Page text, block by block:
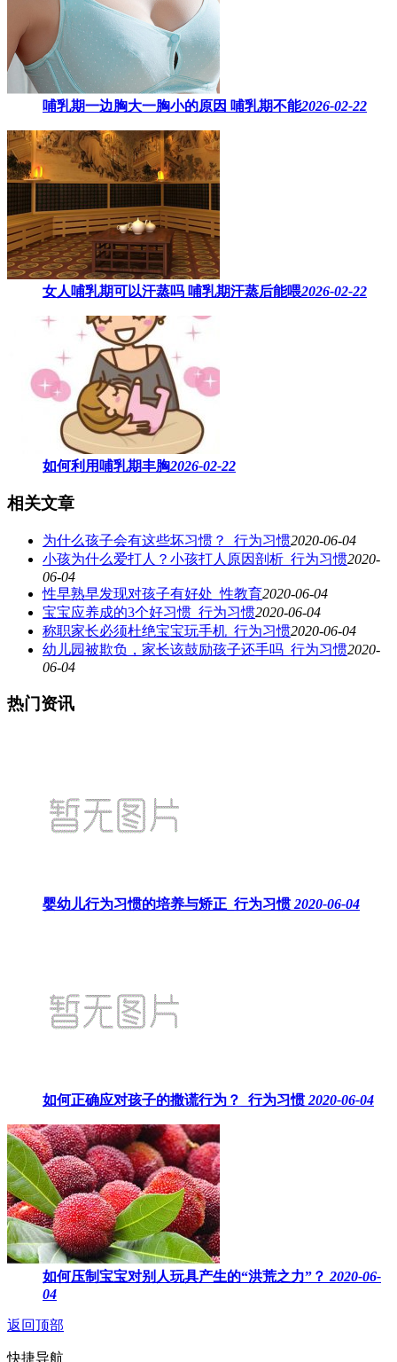
哺乳期一边胸大一胸小的原因​ 哺乳期不能2026-02-22
女人哺乳期可以汗蒸吗 ​哺乳期汗蒸后能喂2026-02-22
如何利用哺乳期丰胸2026-02-22
相关文章
为什么孩子会有这些坏习惯？_行为习惯2020-06-04
小孩为什么爱打人？小孩打人原因剖析_行为习惯2020-
06-04
性早熟早发现对孩子有好处_性教育2020-06-04
宝宝应养成的3个好习惯_行为习惯2020-06-04
称职家长必须杜绝宝宝玩手机_行为习惯2020-06-04
幼儿园被欺负，家长该鼓励孩子还手吗_行为习惯2020-
06-04
热门资讯
婴幼儿行为习惯的培养与矫正_行为习惯 2020-06-04
如何正确应对孩子的撒谎行为？_行为习惯 2020-06-04
如何压制宝宝对别人玩具产生的“洪荒之力”？ 2020-06-
04
返回顶部
快捷导航